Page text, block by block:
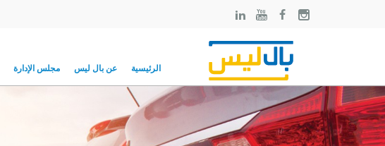
الرئيسية عن بال ليس مجلس الإدارة